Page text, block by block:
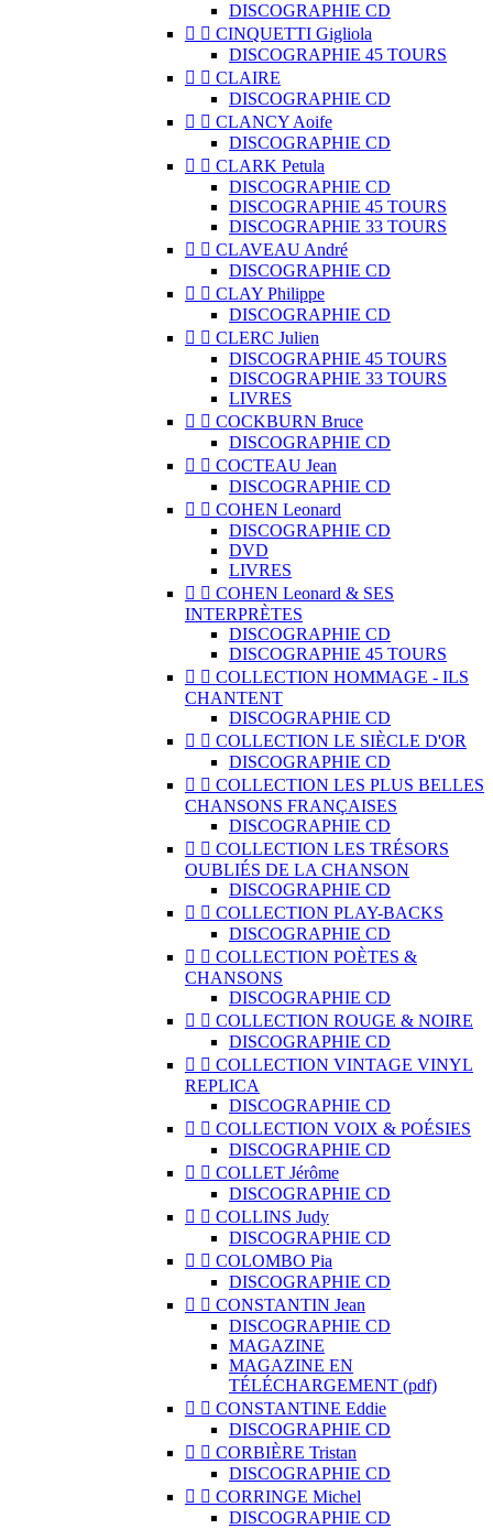
DISCOGRAPHIE CD
  CINQUETTI Gigliola
DISCOGRAPHIE 45 TOURS
  CLAIRE
DISCOGRAPHIE CD
  CLANCY Aoife
DISCOGRAPHIE CD
  CLARK Petula
DISCOGRAPHIE CD
DISCOGRAPHIE 45 TOURS
DISCOGRAPHIE 33 TOURS
  CLAVEAU André
DISCOGRAPHIE CD
  CLAY Philippe
DISCOGRAPHIE CD
  CLERC Julien
DISCOGRAPHIE 45 TOURS
DISCOGRAPHIE 33 TOURS
LIVRES
  COCKBURN Bruce
DISCOGRAPHIE CD
  COCTEAU Jean
DISCOGRAPHIE CD
  COHEN Leonard
DISCOGRAPHIE CD
DVD
LIVRES
  COHEN Leonard & SES
INTERPRÈTES
DISCOGRAPHIE CD
DISCOGRAPHIE 45 TOURS
  COLLECTION HOMMAGE - ILS
CHANTENT
DISCOGRAPHIE CD
  COLLECTION LE SIÈCLE D'OR
DISCOGRAPHIE CD
  COLLECTION LES PLUS BELLES
CHANSONS FRANÇAISES
DISCOGRAPHIE CD
  COLLECTION LES TRÉSORS
OUBLIÉS DE LA CHANSON
DISCOGRAPHIE CD
  COLLECTION PLAY-BACKS
DISCOGRAPHIE CD
  COLLECTION POÈTES &
CHANSONS
DISCOGRAPHIE CD
  COLLECTION ROUGE & NOIRE
DISCOGRAPHIE CD
  COLLECTION VINTAGE VINYL
REPLICA
DISCOGRAPHIE CD
  COLLECTION VOIX & POÉSIES
DISCOGRAPHIE CD
  COLLET Jérôme
DISCOGRAPHIE CD
  COLLINS Judy
DISCOGRAPHIE CD
  COLOMBO Pia
DISCOGRAPHIE CD
  CONSTANTIN Jean
DISCOGRAPHIE CD
MAGAZINE
MAGAZINE EN
TÉLÉCHARGEMENT (pdf)
  CONSTANTINE Eddie
DISCOGRAPHIE CD
  CORBIÈRE Tristan
DISCOGRAPHIE CD
  CORRINGE Michel
DISCOGRAPHIE CD